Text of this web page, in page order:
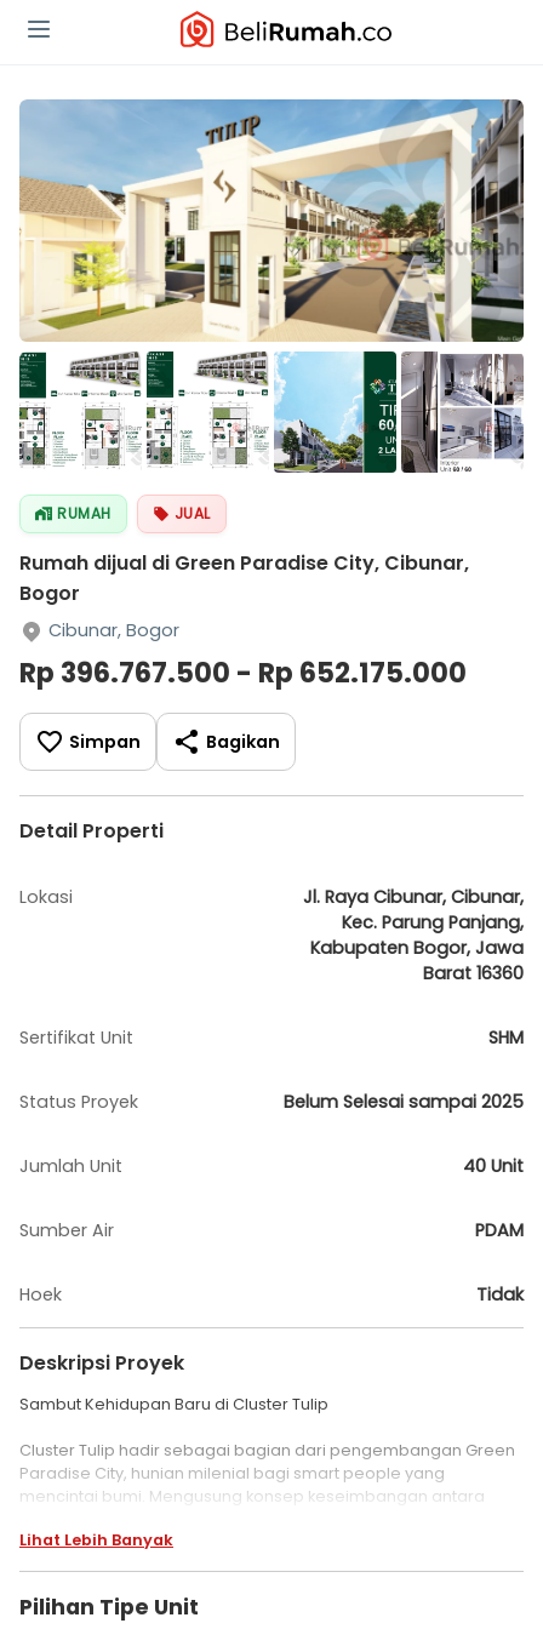
RUMAH JUAL
Rumah dijual di Green Paradise City, Cibunar,
Bogor
Cibunar, Bogor
Rp 396.767.500 - Rp 652.175.000
Simpan Bagikan
Detail Properti
Lokasi
Jl. Raya Cibunar, Cibunar,
Kec. Parung Panjang,
Kabupaten Bogor, Jawa
Barat 16360
Sertifikat Unit SHM
Status Proyek Belum Selesai sampai 2025
Jumlah Unit 40 Unit
Sumber Air PDAM
Hoek Tidak
Deskripsi Proyek
Sambut Kehidupan Baru di Cluster Tulip
Cluster Tulip hadir sebagai bagian dari pengembangan Green
Paradise City, hunian milenial bagi smart people yang
mencintai bumi. Mengusung konsep keseimbangan antara
hunian nyaman dengan sentuhan arsitektur Dutch style yang
Tersedia dalam dua tipe rumah, yaitu Tulip 1 Lantai & Tulip 2
Lihat Lebih Banyak
Pilihan Tipe Unit